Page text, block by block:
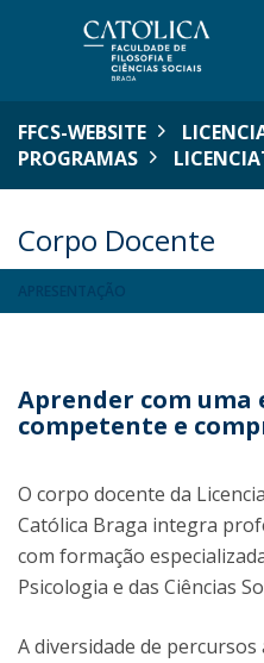
FFCS-WEBSITE
PROGRAMAS
Corpo Docente
Aprender com
competente e
O corpo docente da
Católica Braga integra
com formação
Psicologia e das Ciências
A diversidade de percursos